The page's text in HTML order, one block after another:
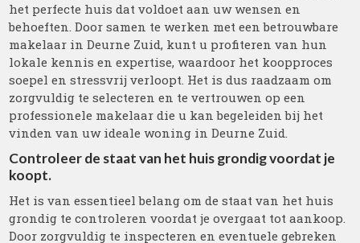
het perfecte huis dat voldoet aan uw wensen en
behoeften. Door samen te werken met een betrouwbare
makelaar in Deurne Zuid, kunt u profiteren van hun
lokale kennis en expertise, waardoor het koopproces
soepel en stressvrij verloopt. Het is dus raadzaam om
zorgvuldig te selecteren en te vertrouwen op een
professionele makelaar die u kan begeleiden bij het
vinden van uw ideale woning in Deurne Zuid.
Controleer de staat van het huis grondig voordat je
koopt.
Het is van essentieel belang om de staat van het huis
grondig te controleren voordat je overgaat tot aankoop.
Door zorgvuldig te inspecteren en eventuele gebreken